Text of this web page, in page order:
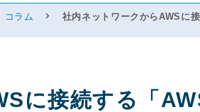
コラム 社内ネットワークからAWSに
に接続する「